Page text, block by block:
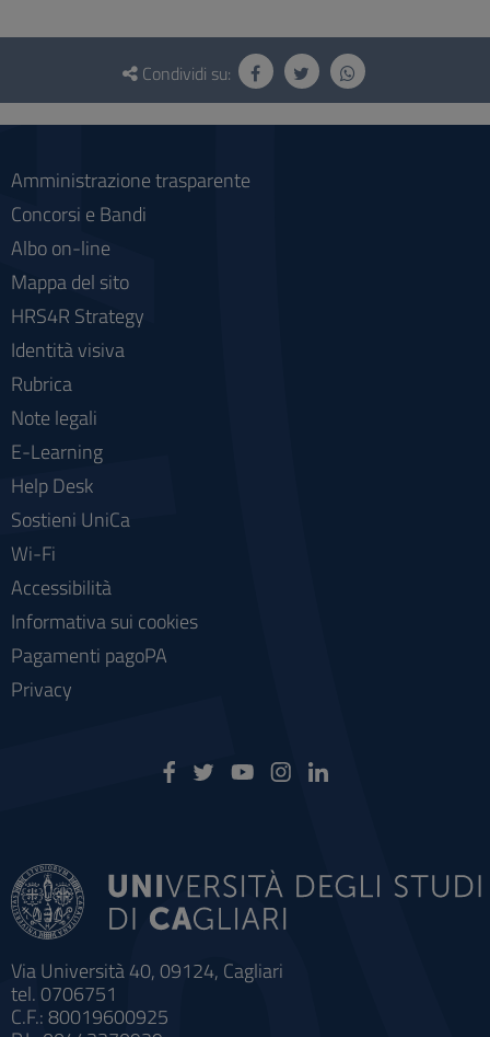
Questionario
social
Condividi su:
Via Università 40, 09124, Cagliari
tel. 0706751
C.F.: 80019600925
Amministrazione trasparente
Concorsi e Bandi
Albo on-line
Mappa del sito
HRS4R Strategy
Identità visiva
Rubrica
Note legali
E-Learning
Help Desk
Sostieni UniCa
Wi-Fi
Accessibilità
Informativa sui cookies
Pagamenti pagoPA
Privacy